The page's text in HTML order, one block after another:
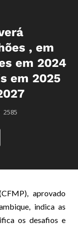
, em
em 2024
em 2025
2585
aprovado
indica as
os desafios e